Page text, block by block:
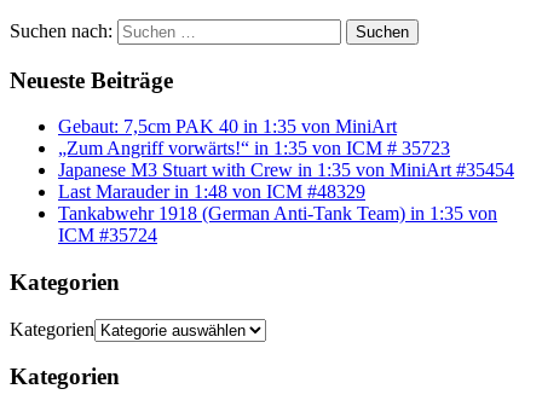
Suchen nach: Suchen
Neueste Beiträge
Gebaut: 7,5cm PAK 40 in 1:35 von MiniArt
„Zum Angriff vorwärts!“ in 1:35 von ICM # 35723
Japanese M3 Stuart with Crew in 1:35 von MiniArt #35454
Last Marauder in 1:48 von ICM #48329
Tankabwehr 1918 (German Anti-Tank Team) in 1:35 von
ICM #35724
Kategorien
Kategorien
Kategorien